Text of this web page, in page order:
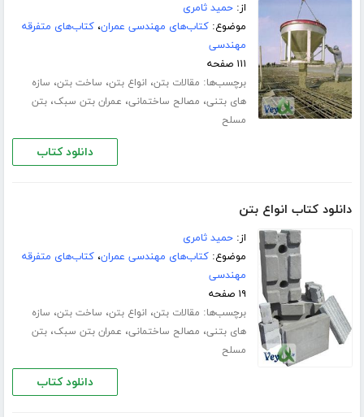
از:حمید ثامری
موضوع:کتاب‌های مهندسی عمران،کتاب‌های متفرقه
مهندسی
۱۱۱ صفحه
برچسب‌ها: مقالات بتن، انواع بتن، ساخت بتن، سازه
های بتنی، مصالح ساختمانی، عمران بتن سبک،بتن
مسلح
دانلود کتاب
دانلود کتاب انواع بتن
از:حمید ثامری
موضوع:کتاب‌های مهندسی عمران،کتاب‌های متفرقه
مهندسی
۱۹ صفحه
برچسب‌ها: مقالات بتن، انواع بتن، ساخت بتن، سازه
های بتنی، مصالح ساختمانی، عمران بتن سبک،بتن
مسلح
دانلود کتاب